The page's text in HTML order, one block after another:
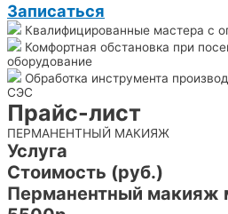
Записаться
Квалифицированные мастера с
Комфортная обстановка при
оборудование
Обработка инструмента
СЭС
Прайс-лист
ПЕРМАНЕНТНЫЙ МАКИЯЖ
Услуга
Стоимость (руб.)
Перманентный макияж